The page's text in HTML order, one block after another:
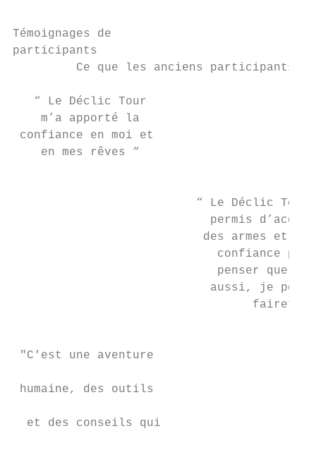
Témoignages de
participants
Ce que les anciens participants
“ Le Déclic Tour
m’a apporté la
confiance en moi et
en mes rêves “
“ Le Déclic Tour
permis
des armes et de
                             confiance pour
                             penser que moi
aussi, je peux
                                  faire”
"C'est une aventure
humaine, des outils
  et des conseils qui